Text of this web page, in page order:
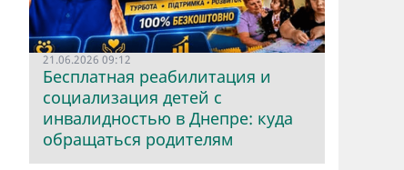
21.06.2026 09:12
Бесплатная реабилитация и
социализация детей с
инвалидностью в Днепре: куда
обращаться родителям